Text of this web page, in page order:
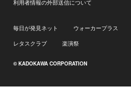
利用者情報の外部送信について
毎日が発見ネット ウォーカープラス
レタスクラブ
楽演祭
© KADOKAWA CORPORATION